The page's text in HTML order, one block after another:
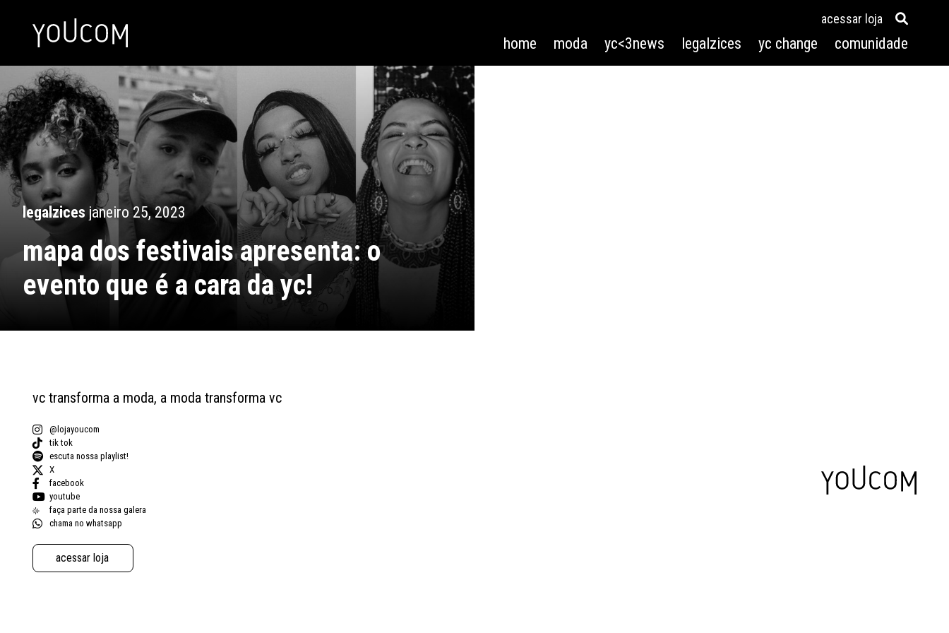
home moda yc<3news legalzices yc change comunidade
acessar loja
legalzices janeiro 25, 2023
mapa dos festivais apresenta: o
evento que é a cara da yc!
vc transforma a moda, a moda transforma vc
@lojayoucom
tik tok
escuta nossa playlist!
X
facebook
youtube
faça parte da nossa galera
chama no whatsapp
acessar loja